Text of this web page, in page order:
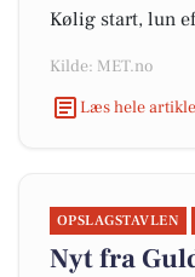
Kølig start, lun
Kilde: MET.no
Læs hele
OPSLAGSTAVLEN
Nyt fra